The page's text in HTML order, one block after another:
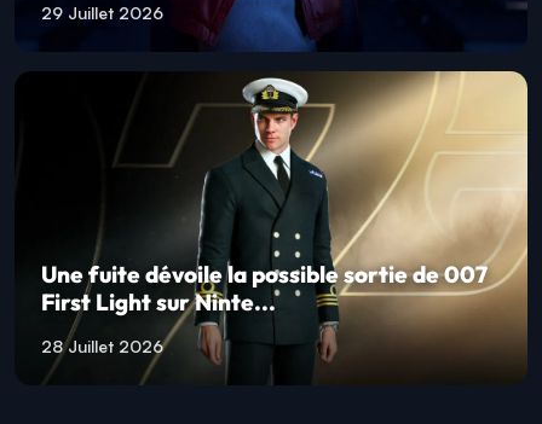
29 Juillet 2026
Une fuite dévoile la possible sortie de 007
First Light sur Ninte...
28 Juillet 2026